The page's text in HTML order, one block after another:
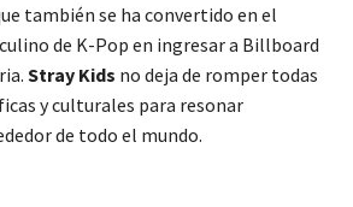
también se ha convertido en el
de K-Pop en ingresar a Billboard
Stray Kids no deja de romper todas
y culturales para resonar
de todo el mundo.